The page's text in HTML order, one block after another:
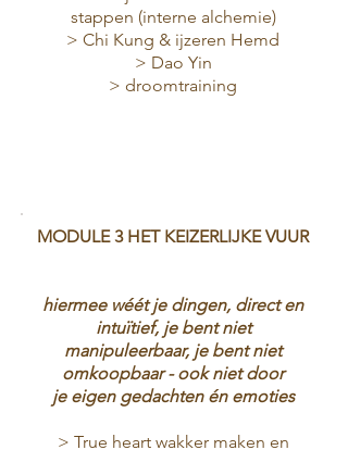
stappen (interne alchemie)
> Chi Kung & ijzeren Hemd
> Dao Yin
> droomtraining
MODULE 3 HET KEIZERLIJKE VUUR
hiermee wéét je dingen, direct en
intuïtief, je bent niet
manipuleerbaar, je bent niet
omkoopbaar - ook niet door
je eigen gedachten én emoties
> True heart wakker maken en